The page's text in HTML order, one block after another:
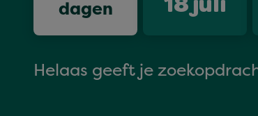
dagen
18 juli
Helaas geeft je